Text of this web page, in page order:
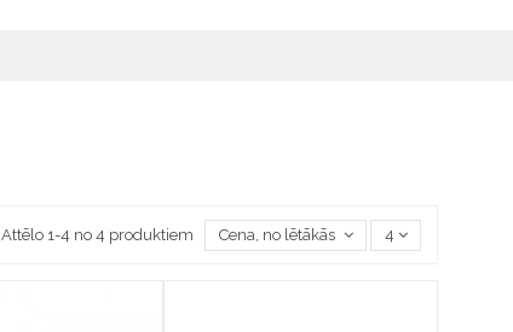
Attēlo 1-4 no 4 produktiem Cena, no lētākās uz dārgāko
4